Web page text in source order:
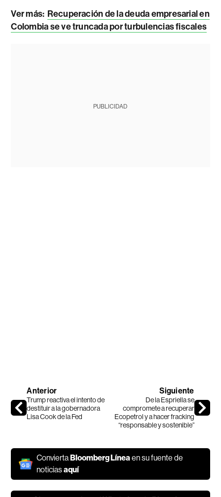
Ver más: Recuperación de la deuda empresarial en
Colombia se ve truncada por turbulencias fiscales
PUBLICIDAD
Anterior
Trump reactiva el intento de
destituir a la gobernadora
Lisa Cook de la Fed
Siguiente
De la Espriella se
compromete a recuperar
Ecopetrol y a hacer fracking
“responsable y sostenible”
ConviertaBloomberg Líneaen su fuente de
noticiasaquí